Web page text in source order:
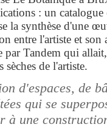
: un
la synthèse d'une
entre l'artiste et
par Tandem qui
de l'artiste.
d'espaces, de
qui se
à une